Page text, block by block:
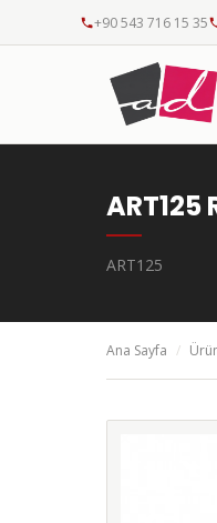
+90 543 716 15 35
ART125
Ana Sayfa /